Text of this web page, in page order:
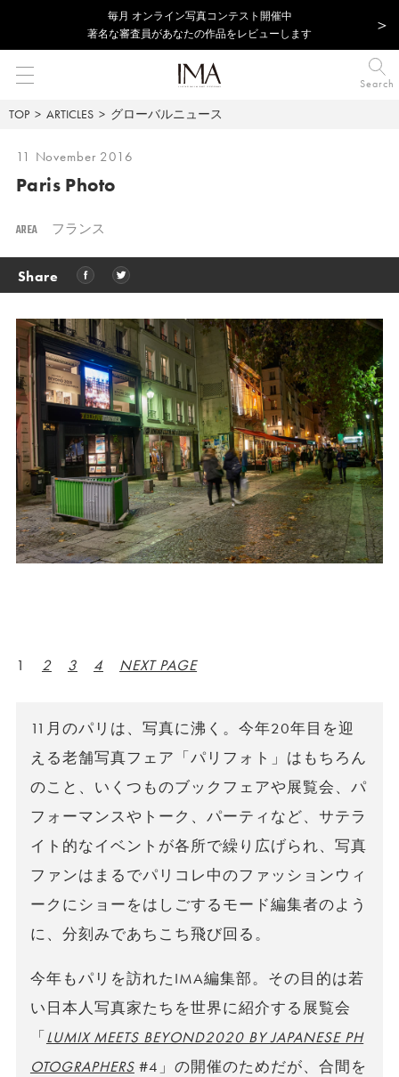
毎⽉ オンライン写真コンテスト開催中
著名な審査員があなたの作品をレビューします
Search
TOP ARTICLES グローバルニュース
11 November 2016
Paris Photo
AREA フランス
Share
1 2 3 4 NEXT PAGE
11月のパリは、写真に沸く。今年20年目を迎
える老舗写真フェア「パリフォト」はもちろん
のこと、いくつものブックフェアや展覧会、パ
フォーマンスやトーク、パーティなど、サテラ
イト的なイベントが各所で繰り広げられ、写真
ファンはまるでパリコレ中のファッションウィ
ークにショーをはしごするモード編集者のよう
に、分刻みであちこち飛び回る。
今年もパリを訪れたIMA編集部。その目的は若
い日本人写真家たちを世界に紹介する展覧会
「LUMIX MEETS BEYOND2020 BY JAPANESE PH
OTOGRAPHERS #4」の開催のためだが、合間を